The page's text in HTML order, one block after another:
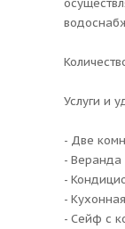
Услуги и
- Две
- Веранда
-
-
- Сейф с